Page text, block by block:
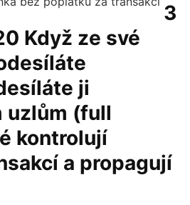
3
Když ze své
ji
uzlům (full
kontrolují
a propagují